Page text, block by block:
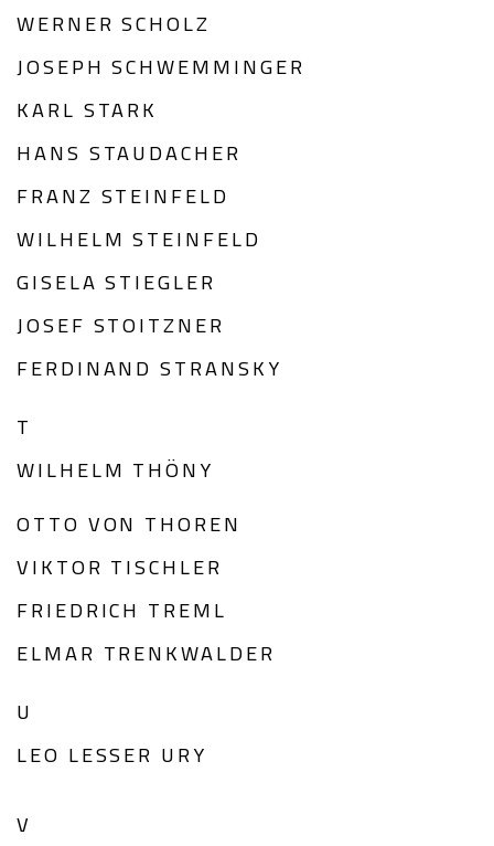
WERNER SCHOLZ
JOSEPH SCHWEMMINGER
KARL STARK
HANS STAUDACHER
FRANZ STEINFELD
WILHELM STEINFELD
GISELA STIEGLER
JOSEF STOITZNER
FERDINAND STRANSKY
T
WILHELM THÖNY
OTTO VON THOREN
VIKTOR TISCHLER
FRIEDRICH TREML
ELMAR TRENKWALDER
U
LEO LESSER URY
V